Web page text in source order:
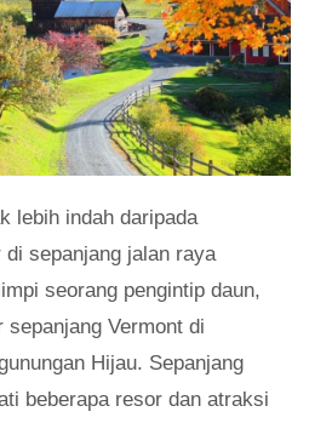
lebih indah daripada
sepanjang jalan raya
seorang pengintip daun,
Vermont di
Hijau. Sepanjang
beberapa resor dan atraksi